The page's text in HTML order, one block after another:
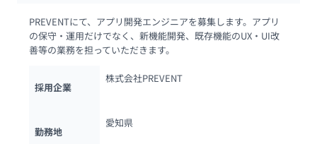
PREVENTにて、アプリ開発エンジニアを募集します。アプリ
の保守・運用だけでなく、新機能開発、既存機能のUX・UI改
善等の業務を担っていただきます。
採用企業
株式会社PREVENT
勤務地
愛知県